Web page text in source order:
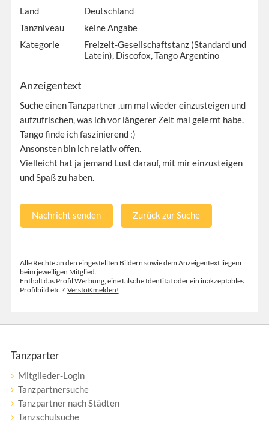
Land
Deutschland
Tanzniveau
keine Angabe
Kategorie
Freizeit-Gesellschaftstanz (Standard und
Latein), Discofox, Tango Argentino
Anzeigentext
Suche einen Tanzpartner ,um mal wieder einzusteigen und
aufzufrischen, was ich vor längerer Zeit mal gelernt habe.
Tango finde ich faszinierend :)
Ansonsten bin ich relativ offen.
Vielleicht hat ja jemand Lust darauf, mit mir einzusteigen
und Spaß zu haben.
Nachricht senden Zurück zur Suche
Alle Rechte an den eingestellten Bildern sowie dem Anzeigentext liegem
beim jeweiligen Mitglied.
Enthält das Profil Werbung, eine falsche Identität oder ein inakzeptables
Profilbild etc.? Verstoß melden!
Tanzparter
Mitglieder-Login
Tanzpartnersuche
Tanzpartner nach Städten
Tanzschulsuche